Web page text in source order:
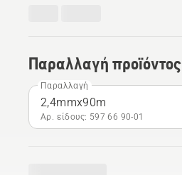
Παραλλαγή προϊόντος
Παραλλαγή
2,4mmx90m
Αρ. είδους: 597 66 90‑01